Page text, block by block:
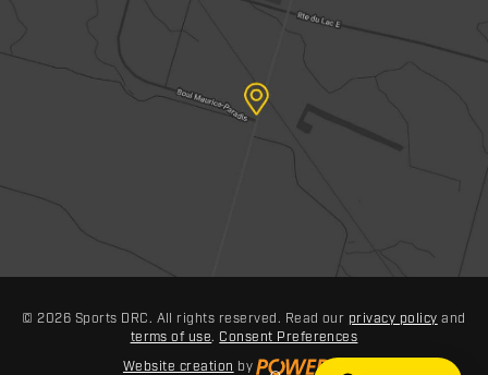
© 2026 Sports DRC. All rights reserved. Read our privacy policy and
terms of use. Consent Preferences
Website creation by